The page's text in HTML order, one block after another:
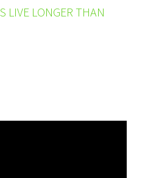
LIVE LONGER THAN